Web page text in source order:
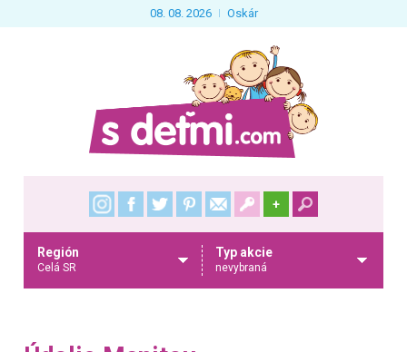
08. 08. 2026 Oskár
+
Región
Celá SR
Typ akcie
nevybraná